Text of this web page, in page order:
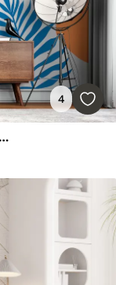
4
Abstraktné moderné, minimalizmus, boho, geometria, akvarelové škvrny, spln, silueta palmového listu, topografia, komplikovanosť, oranžová, žltá, šedá